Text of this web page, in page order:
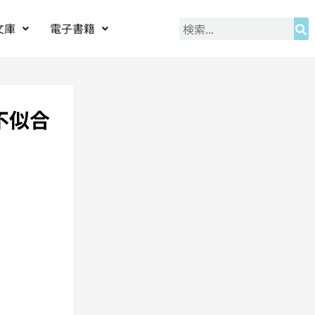
庫 電子書籍
似合